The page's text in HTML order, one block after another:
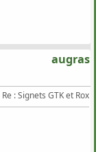
augras
Re : Signets GTK et Rox